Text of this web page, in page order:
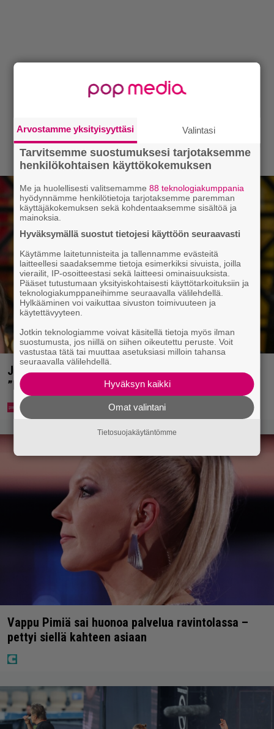
Jani Sievinen kokosi lapsikatraansa yhteen –
”Minun suurin perintöni heille”
Vappu Pimiä sai huonoa palvelua ravintolassa –
pettyi siellä kahteen asiaan
Arvostamme yksityisyyttäsi Valintasi
Tarvitsemme suostumuksesi tarjotaksemme
henkilökohtaisen käyttökokemuksen
Me ja huolellisesti valitsemamme88 teknologiakumppania
hyödynnämme henkilötietoja tarjotaksemme paremman
käyttäjäkokemuksen sekä kohdentaaksemme sisältöä ja
mainoksia.
Hyväksymällä suostut tietojesi käyttöön seuraavasti
Käytämme laitetunnisteita ja tallennamme evästeitä
laitteellesi saadaksemme tietoja esimerkiksi sivuista, joilla
vierailit, IP-osoitteestasi sekä laitteesi ominaisuuksista.
Pääset tutustumaan yksityiskohtaisesti käyttötarkoituksiin ja
teknologiakumppaneihimme seuraavalla välilehdellä.
Hylkääminen voi vaikuttaa sivuston toimivuuteen ja
käytettävyyteen.
Jotkin teknologiamme voivat käsitellä tietoja myös ilman
suostumusta, jos niillä on siihen oikeutettu peruste. Voit
vastustaa tätä tai muuttaa asetuksiasi milloin tahansa
seuraavalla välilehdellä.
Hyväksyn kaikki
Omat valintani
Tietosuojakäytäntömme